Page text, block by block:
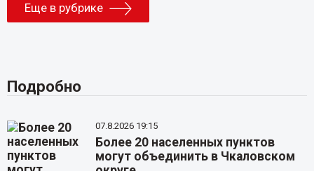
Еще в рубрике
Подробно
07.8.2026 19:15
Более 20 населенных пунктов
могут объединить в Чкаловском